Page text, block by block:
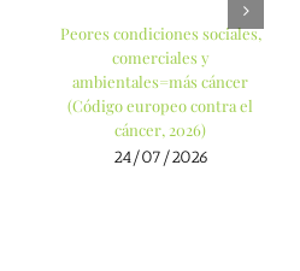
Peores condiciones sociales,
comerciales y
ambientales=más cáncer
(Código europeo contra el
cáncer, 2026)
24/07/2026